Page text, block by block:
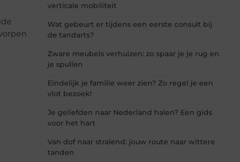
verticale mobiliteit
Wat gebeurt er tijdens een eerste consult bij
de tandarts?
Zware meubels verhuizen: zo spaar je je rug en
je spullen
Eindelijk je familie weer zien? Zo regel je een
vlot bezoek!
Je geliefden naar Nederland halen? Een gids
voor het hart
Van dof naar stralend: jouw route naar wittere
tanden